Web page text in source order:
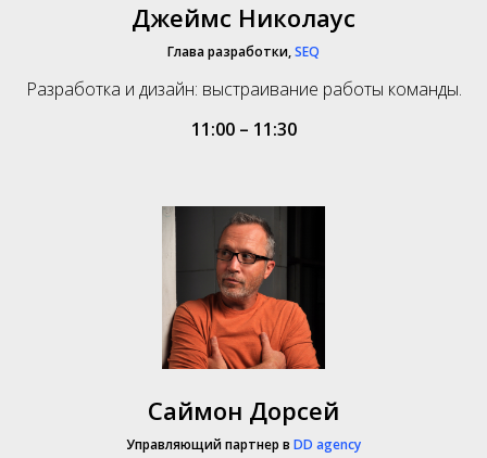
Джеймс Николаус
Глава разработки,SEQ
Разработка и дизайн: выстраивание работы команды.
11:00 – 11:30
Саймон Дорсей
Управляющий партнер в DD agency